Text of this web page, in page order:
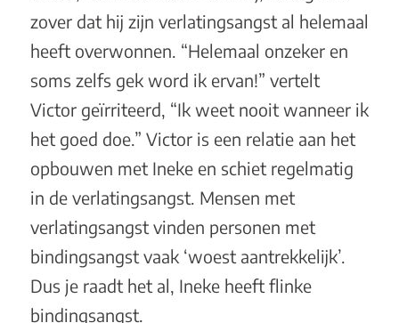
zover dat hij zijn verlatingsangst al helemaal
heeft overwonnen. “Helemaal onzeker en
soms zelfs gek word ik ervan!” vertelt
Victor geïrriteerd, “Ik weet nooit wanneer ik
het goed doe.” Victor is een relatie aan het
opbouwen met Ineke en schiet regelmatig
in de verlatingsangst. Mensen met
verlatingsangst vinden personen met
bindingsangst vaak ‘woest aantrekkelijk’.
Dus je raadt het al, Ineke heeft flinke
bindingsangst.